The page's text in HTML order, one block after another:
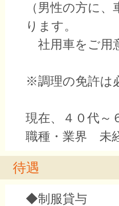
（男性の方に
ります。
社用車をご用
※調理の免許は
現在、４０代
職種・業界 未
待遇
◆制服貸与